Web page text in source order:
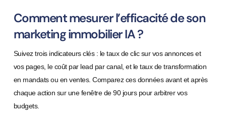
Comment mesurer l’efficacité de son
marketing immobilier IA ?
Suivez trois indicateurs clés : le taux de clic sur vos annonces et
vos pages, le coût par lead par canal, et le taux de transformation
en mandats ou en ventes. Comparez ces données avant et après
chaque action sur une fenêtre de 90 jours pour arbitrer vos
budgets.